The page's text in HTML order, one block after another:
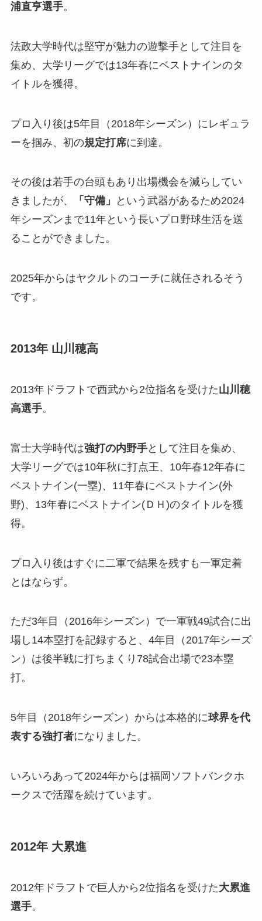
浦直亨選手。
法政大学時代は堅守が魅力の遊撃手として注目を
集め、大学リーグでは13年春にベストナインのタ
イトルを獲得。
プロ入り後は5年目（2018年シーズン）にレギュラ
ーを掴み、初の規定打席に到達。
その後は若手の台頭もあり出場機会を減らしてい
きましたが、
「守備」
という武器があるため2024
年シーズンまで11年という長いプロ野球生活を送
ることができました。
2025年からはヤクルトのコーチに就任されるそう
です。
2013年 山川穂高
2013年ドラフトで西武から2位指名を受けた山川穂
高選手。
富士大学時代は強打の内野手として注目を集め、
大学リーグでは10年秋に打点王、10年春12年春に
ベストナイン(一塁)、11年春にベストナイン(外
野)、13年春にベストナイン(ＤＨ)のタイトルを獲
得。
プロ入り後はすぐに二軍で結果を残すも一軍定着
とはならず。
ただ3年目（2016年シーズン）で一軍戦49試合に出
場し14本塁打を記録すると、4年目（2017年シーズ
ン）は後半戦に打ちまくり78試合出場で23本塁
打。
5年目（2018年シーズン）からは本格的に球界を代
表する強打者になりました。
いろいろあって2024年からは福岡ソフトバンクホ
ークスで活躍を続けています。
2012年 大累進
2012年ドラフトで巨人から2位指名を受けた大累進
選手。